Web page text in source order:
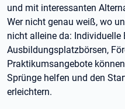
und mit interessanten
Wer nicht genau weiß, wo
nicht alleine da: Individuelle
Ausbildungsplatzbörsen,
Praktikumsangebote
Sprünge helfen und den
erleichtern.